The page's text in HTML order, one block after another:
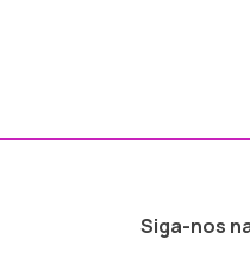
Siga-nos